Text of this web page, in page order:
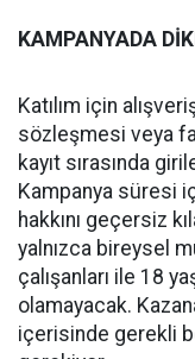
KAMPANYADA
Katılım için
sözleşmesi veya
kayıt sırasında
Kampanya süresi
hakkını geçersiz
yalnızca bireysel
çalışanları ile 18
olamayacak.
içerisinde gerekli